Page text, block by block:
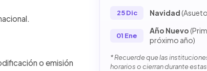
o emisión
25 Dic Navidad
01 Ene
Año Nuevo
próximo año)
* Recuerde que las
horarios o cierran durante